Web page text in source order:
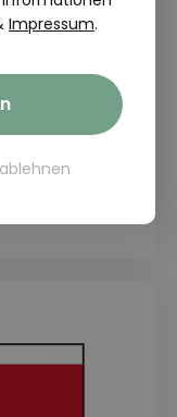
Impressum.
ablehnen